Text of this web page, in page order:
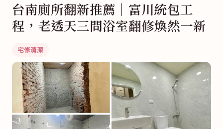
台南廁所翻新推薦｜富川統包工
程，老透天三間浴室翻修煥然一新
宅修清潔